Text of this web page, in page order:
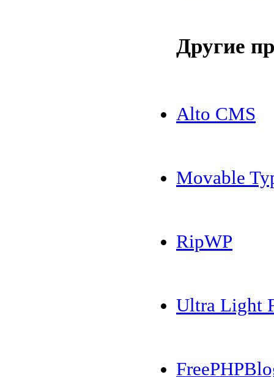
Другие
Alto CMS
Movable
RipWP
Ultra Light